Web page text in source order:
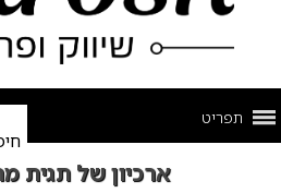
תפריט
ארכיון של תגית